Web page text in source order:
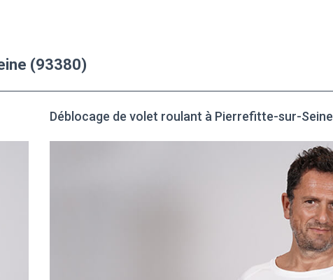
(93380)
Déblocage de volet roulant à Pierrefitte-sur-Seine